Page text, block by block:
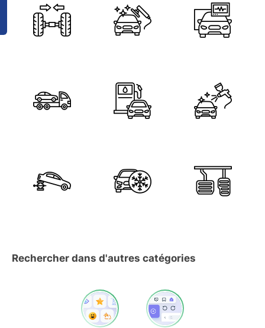
Rechercher dans d'autres catégories